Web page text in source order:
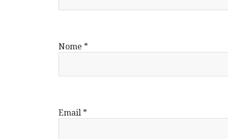
Nome *
Email *